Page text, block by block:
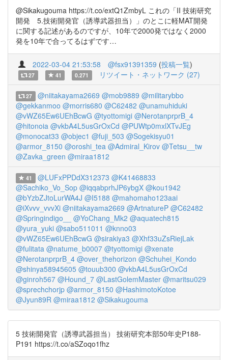
@Sikakugouma https://t.co/extQ1ZmbyL これの「II 技術研究
開発 5.技術開発官（誘導武器担当）」のとこに軽MAT開発
に関する記述があるのですが、10年で2000発ではなく2000
発を10年で合ってるはずです…
2022-03-04 21:53:58 @fsx91391359 (投稿一覧)
27 41 0.271 リツイート・ネットワーク (27)
27 @niitakayama2669 @mob9889 @militarybbo
@gekkanmoo @morris680 @C62482 @unamuhiduki
@vWZ65Ew6UEhBcwG @tyottomigi @NerotanprprB_4
@hitonoia @vkbA4L5usGrOxCd @PUWtp0mxlXTvJEg
@monocat33 @objec1 @fuji_503 @Sogekisyu01
@armor_8150 @oroshi_tea @Admiral_Kirov @Tetsu__tw
@Zavka_green @miraa1812
41 @LUFxPPDdX312373 @K41468833
@Sachiko_Vo_Sop @iqqabprhJP6ybgX @kou1942
@bYzbZJtoLurWA4J @I5188 @mahomaho123aai
@iXvvv_vvvXi @niitakayama2669 @ArtnatureP @C62482
@Springindigo__
@YoChang_Mk2 @aquatech815
@yura_yuki @sabo511011 @knno03
@vWZ65Ew6UEhBcwG @sirakiya3 @Xhf33uZsRiejLak
@fulitata @natume_b0007 @tyottomigi @xenate
@NerotanprprB_4 @over_thehorizon @Schuhei_Kondo
@shinya58945605 @touub300 @vkbA4L5usGrOxCd
@ginroh567 @Hound_7 @LastGolemMaster @maritsu029
@sprechchorjp @armor_8150 @HashimotoKotoe
@Jyun89R @miraa1812 @Sikakugouma
5 技術開発官（誘導武器担当） 技術研究本部50年史P188-
P191 https://t.co/aSZoqo1fhz